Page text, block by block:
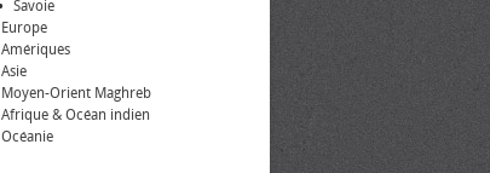
Savoie
Europe
Amériques
Asie
Moyen-Orient Maghreb
Afrique & Océan indien
Océanie